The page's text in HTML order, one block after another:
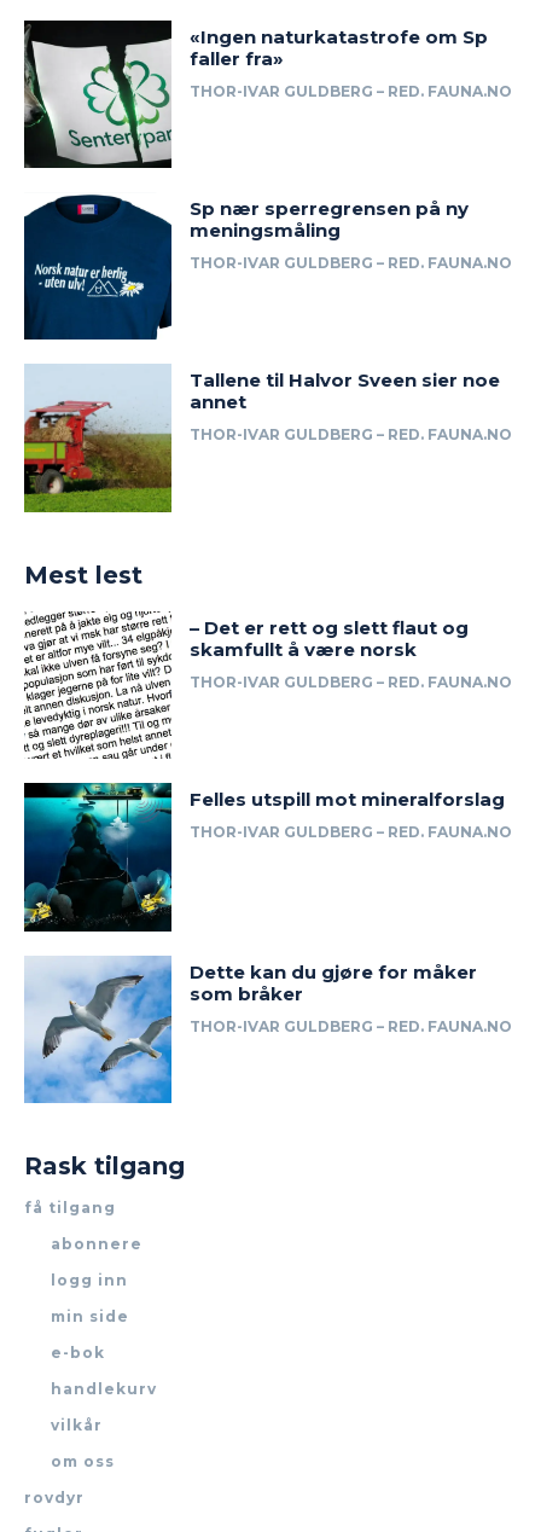
«Ingen naturkatastrofe om Sp
faller fra»
THOR-IVAR GULDBERG – RED. FAUNA.NO
Sp nær sperregrensen på ny
meningsmåling
THOR-IVAR GULDBERG – RED. FAUNA.NO
Tallene til Halvor Sveen sier noe
annet
THOR-IVAR GULDBERG – RED. FAUNA.NO
Mest lest
– Det er rett og slett flaut og
skamfullt å være norsk
THOR-IVAR GULDBERG – RED. FAUNA.NO
Felles utspill mot mineralforslag
THOR-IVAR GULDBERG – RED. FAUNA.NO
Dette kan du gjøre for måker
som bråker
THOR-IVAR GULDBERG – RED. FAUNA.NO
Rask tilgang
få tilgang
abonnere
logg inn
min side
e-bok
handlekurv
vilkår
om oss
rovdyr